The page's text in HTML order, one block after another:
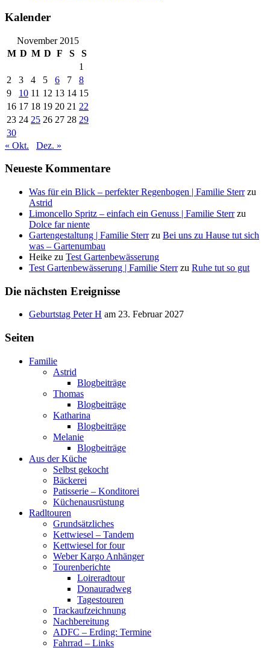
Kalender
November 2015
M D M D F S
S
1
2
3 4 5 6 7
8
9
10 11 12 13 14 15
16 17 18 19 20 21 22
23 24 25 26 27 28 29
30
« Okt.
Dez. »
Neueste Kommentare
Was für ein Blick – perfekter Regenbogen | Familie Sterrzu
Astrid
Limoncello Spritz – einfach ein Genuss | Familie Sterrzu
Dolce far niente
Gartengestaltung | Familie Sterrzu Bei uns zu Hause tut sich
was – Gartenumbau
Heike zu Test Gartenbewässerung
Test Gartenbewässerung | Familie Sterrzu Ruhe tut so gut
Die nächsten Ereignisse
Geburtstag Peter H am 23. Februar 2027
Seiten
Familie
Astrid
Blogbeiträge
Thomas
Blogbeiträge
Katharina
Blogbeiträge
Melanie
Blogbeiträge
Aus der Küche
Selbst gekocht
Bäckerei
Patisserie – Konditorei
Küchenausrüstung
Radltouren
Grundsätzliches
Kettwiesel – Tandem
Kettwiesel for four
Weber Kargo Anhänger
Tourenberichte
Loireradtour
Donauradweg
Tagestouren
Trackaufzeichnung
Nachbereitung
ADFC – Erding: Termine
Fahrrad – Links